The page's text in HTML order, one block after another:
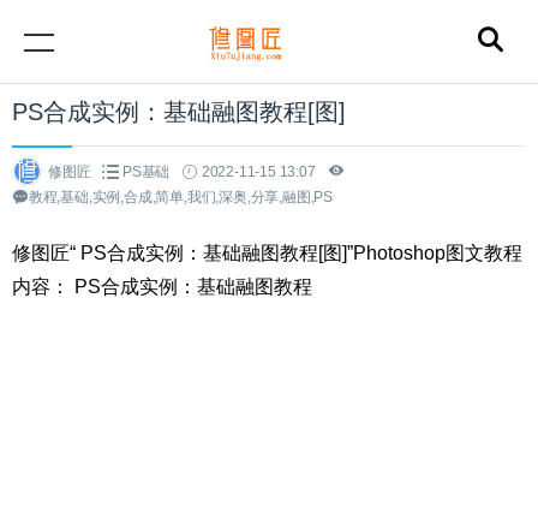
PS合成实例：基础融图教程[图]
修图匠 PS基础
2022-11-15 13:07
教程,基础,实例,合成,简单,我们,深奥,分享,融图,PS
修图匠“ PS合成实例：基础融图教程[图]”Photoshop图文教程
内容： PS合成实例：基础融图教程